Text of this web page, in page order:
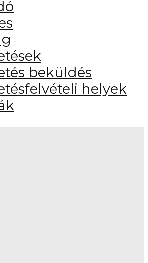
beküldés
helyek